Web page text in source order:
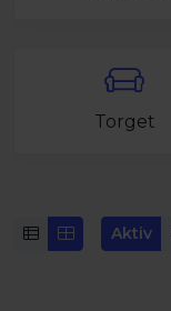
Torget
Aktiv